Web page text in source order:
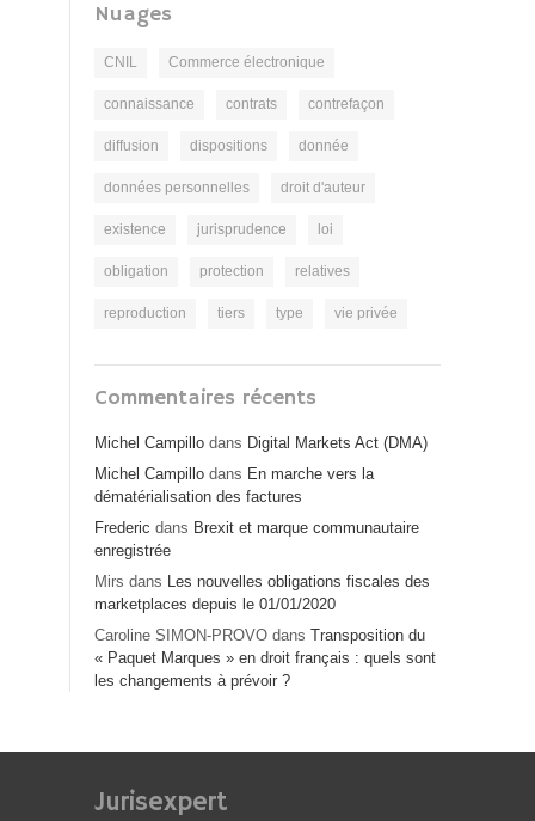
Nuages
CNIL Commerce électronique
connaissance contrats contrefaçon
diffusion dispositions donnée
données personnelles droit d'auteur
existence jurisprudence loi
obligation protection relatives
reproduction tiers type vie privée
Commentaires récents
Michel Campillo dans Digital Markets Act (DMA)
Michel Campillo dans En marche vers la
dématérialisation des factures
Frederic dans Brexit et marque communautaire
enregistrée
Mirs dans Les nouvelles obligations fiscales des
marketplaces depuis le 01/01/2020
Caroline SIMON-PROVO dans Transposition du
« Paquet Marques » en droit français : quels sont
les changements à prévoir ?
Jurisexpert